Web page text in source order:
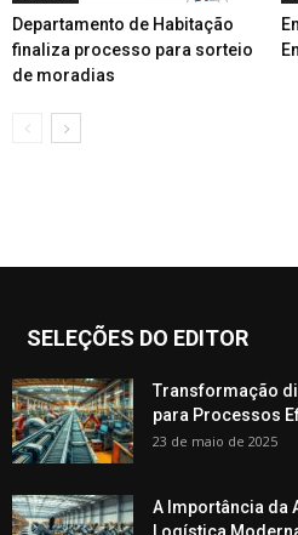
Departamento de Habitação
finaliza processo para sorteio
de moradias
SELEÇÕES DO EDITOR
Transformação
para Processos
23 de maio de 2025
A Importância da